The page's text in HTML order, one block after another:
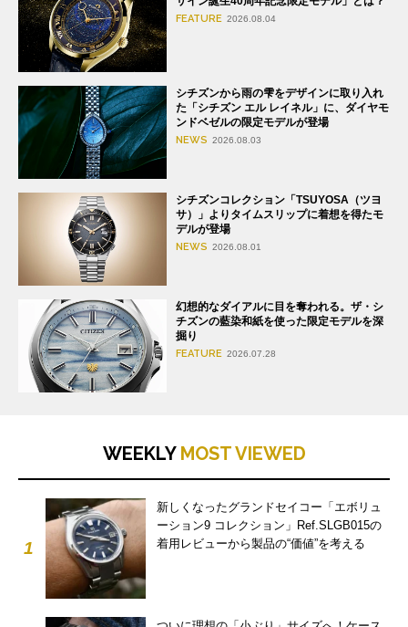
FEATURE 2026.08.04
シチズンから雨の雫をデザインに取り入れ
た「シチズン エル レイネル」に、ダイヤモ
ンドベゼルの限定モデルが登場
NEWS 2026.08.03
シチズンコレクション「TSUYOSA（ツヨ
サ）」よりタイムスリップに着想を得たモ
デルが登場
NEWS 2026.08.01
幻想的なダイアルに目を奪われる。ザ・シ
チズンの藍染和紙を使った限定モデルを深
掘り
FEATURE 2026.07.28
WEEKLY MOST VIEWED
1
新しくなったグランドセイコー「エボリュ
ーション9 コレクション」Ref.SLGB015の
着用レビューから製品の“価値”を考える